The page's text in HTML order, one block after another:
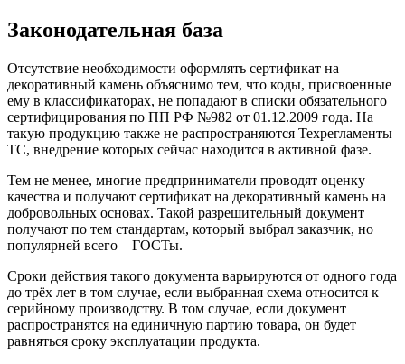
Законодательная база
Отсутствие необходимости оформлять сертификат на
декоративный камень объяснимо тем, что коды, присвоенные
ему в классификаторах, не попадают в списки обязательного
сертифицирования по ПП РФ №982 от 01.12.2009 года. На
такую продукцию также не распространяются Техрегламенты
ТС, внедрение которых сейчас находится в активной фазе.
Тем не менее, многие предприниматели проводят оценку
качества и получают сертификат на декоративный камень на
добровольных основах. Такой разрешительный документ
получают по тем стандартам, который выбрал заказчик, но
популярней всего – ГОСТы.
Сроки действия такого документа варьируются от одного года
до трёх лет в том случае, если выбранная схема относится к
серийному производству. В том случае, если документ
распространятся на единичную партию товара, он будет
равняться сроку эксплуатации продукта.